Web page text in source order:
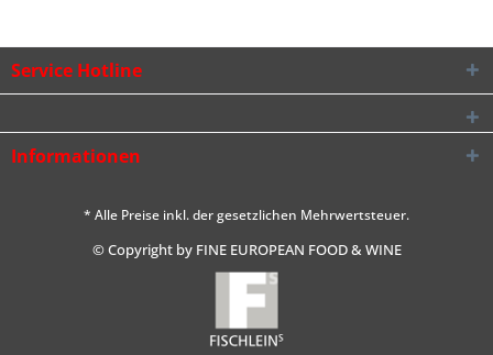
Service Hotline
Informationen
* Alle Preise inkl. der gesetzlichen Mehrwertsteuer.
© Copyright by FINE EUROPEAN FOOD & WINE